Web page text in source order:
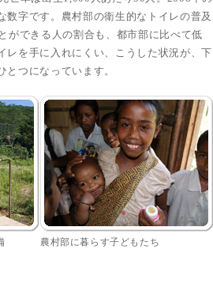
字です。農村部の衛生的なトイレの普及
ができる人の割合も、都市部に比べて低
レを手に入れにくい、こうした状況が、下
つになっています。
農村部に暮らす子どもたち